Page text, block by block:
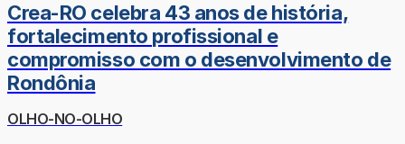
Crea-RO celebra 43 anos de história,
fortalecimento profissional e
compromisso com o desenvolvimento de
Rondônia
OLHO-NO-OLHO